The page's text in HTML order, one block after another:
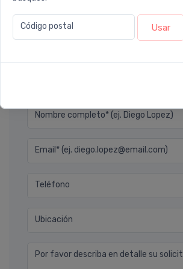
Código postal Usar
Ver todos los
Nombre completo* (ej. Diego Lopez)
Email* (ej. diego.lopez@email.com)
Teléfono
Ubicación
Por favor describa en detalle su